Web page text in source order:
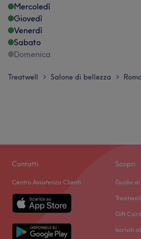
Mercoledì
Giovedì
Venerdì
Sabato
Domenica
Treatwell > Salone di bellezza >
Contatti
Centro Assistenza Clienti
Scopri
Guida ai
Gift
Iscriviti